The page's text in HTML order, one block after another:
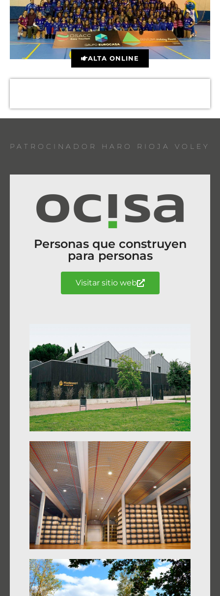
ALTA ONLINE
PATROCINADOR HARO RIOJA VOLEY
Personas que construyen
para personas
Visitar sitio web